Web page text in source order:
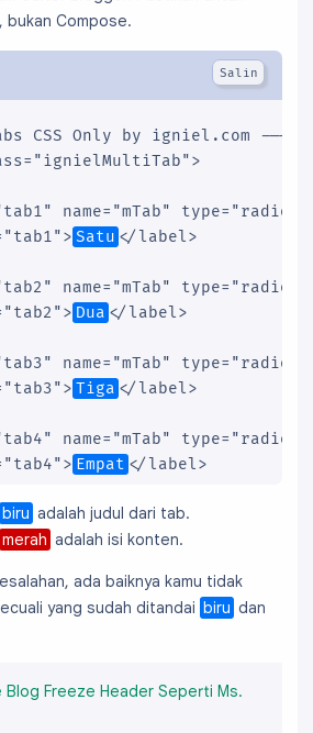
.label {
#ededed;
transparent;
1.25rem;
all .3s ease;
input:checked + label {
transparent;
bold;
1.25rem;
, bukan Compose.
CSS Only by igniel.com -->
name="mTab" type="radio"
Satu </label>
name="mTab" type="radio"/
Dua </label>
name="mTab" type="radio"/
Tiga </label>
name="mTab" type="radio"/
Empat </label>
name="mTab" type="radio"/
Lima </label>
biru adalah judul dari tab.
merah adalah isi konten.
ada baiknya kamu tidak
yang sudah ditandai biru dan
Blog Freeze Header Seperti Ms.